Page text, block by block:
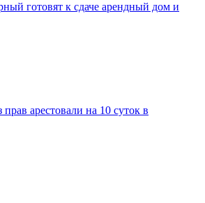
готовят к сдаче арендный дом и
арестовали на 10 суток в